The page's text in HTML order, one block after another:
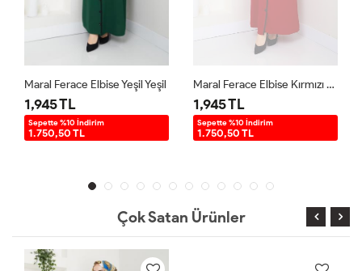
Maral Ferace Elbise Yeşil Yeşil
1,945 TL
Sepette %10 İndirim
1.750,50 TL
Maral Ferace Elbise Kırmızı Kırmızı
1,945 TL
Sepette %10 İndirim
1.750,50 TL
Çok Satan Ürünler